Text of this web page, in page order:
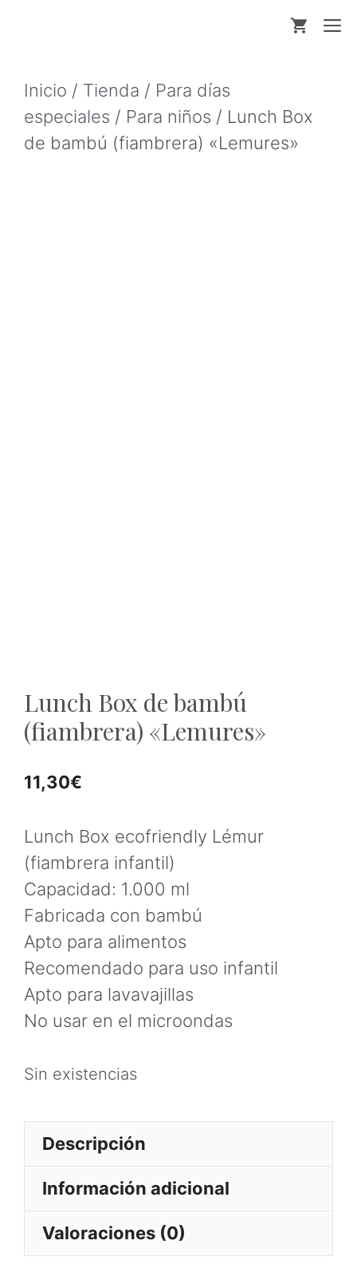
Inicio / Tienda / Para días
especiales / Para niños / Lunch Box
de bambú (fiambrera) «Lemures»
Lunch Box de bambú
(fiambrera) «Lemures»
11,30€
Lunch Box ecofriendly Lémur
(fiambrera infantil)
Capacidad: 1.000 ml
Fabricada con bambú
Apto para alimentos
Recomendado para uso infantil
Apto para lavavajillas
No usar en el microondas
Sin existencias
Descripción
Información adicional
Valoraciones (0)